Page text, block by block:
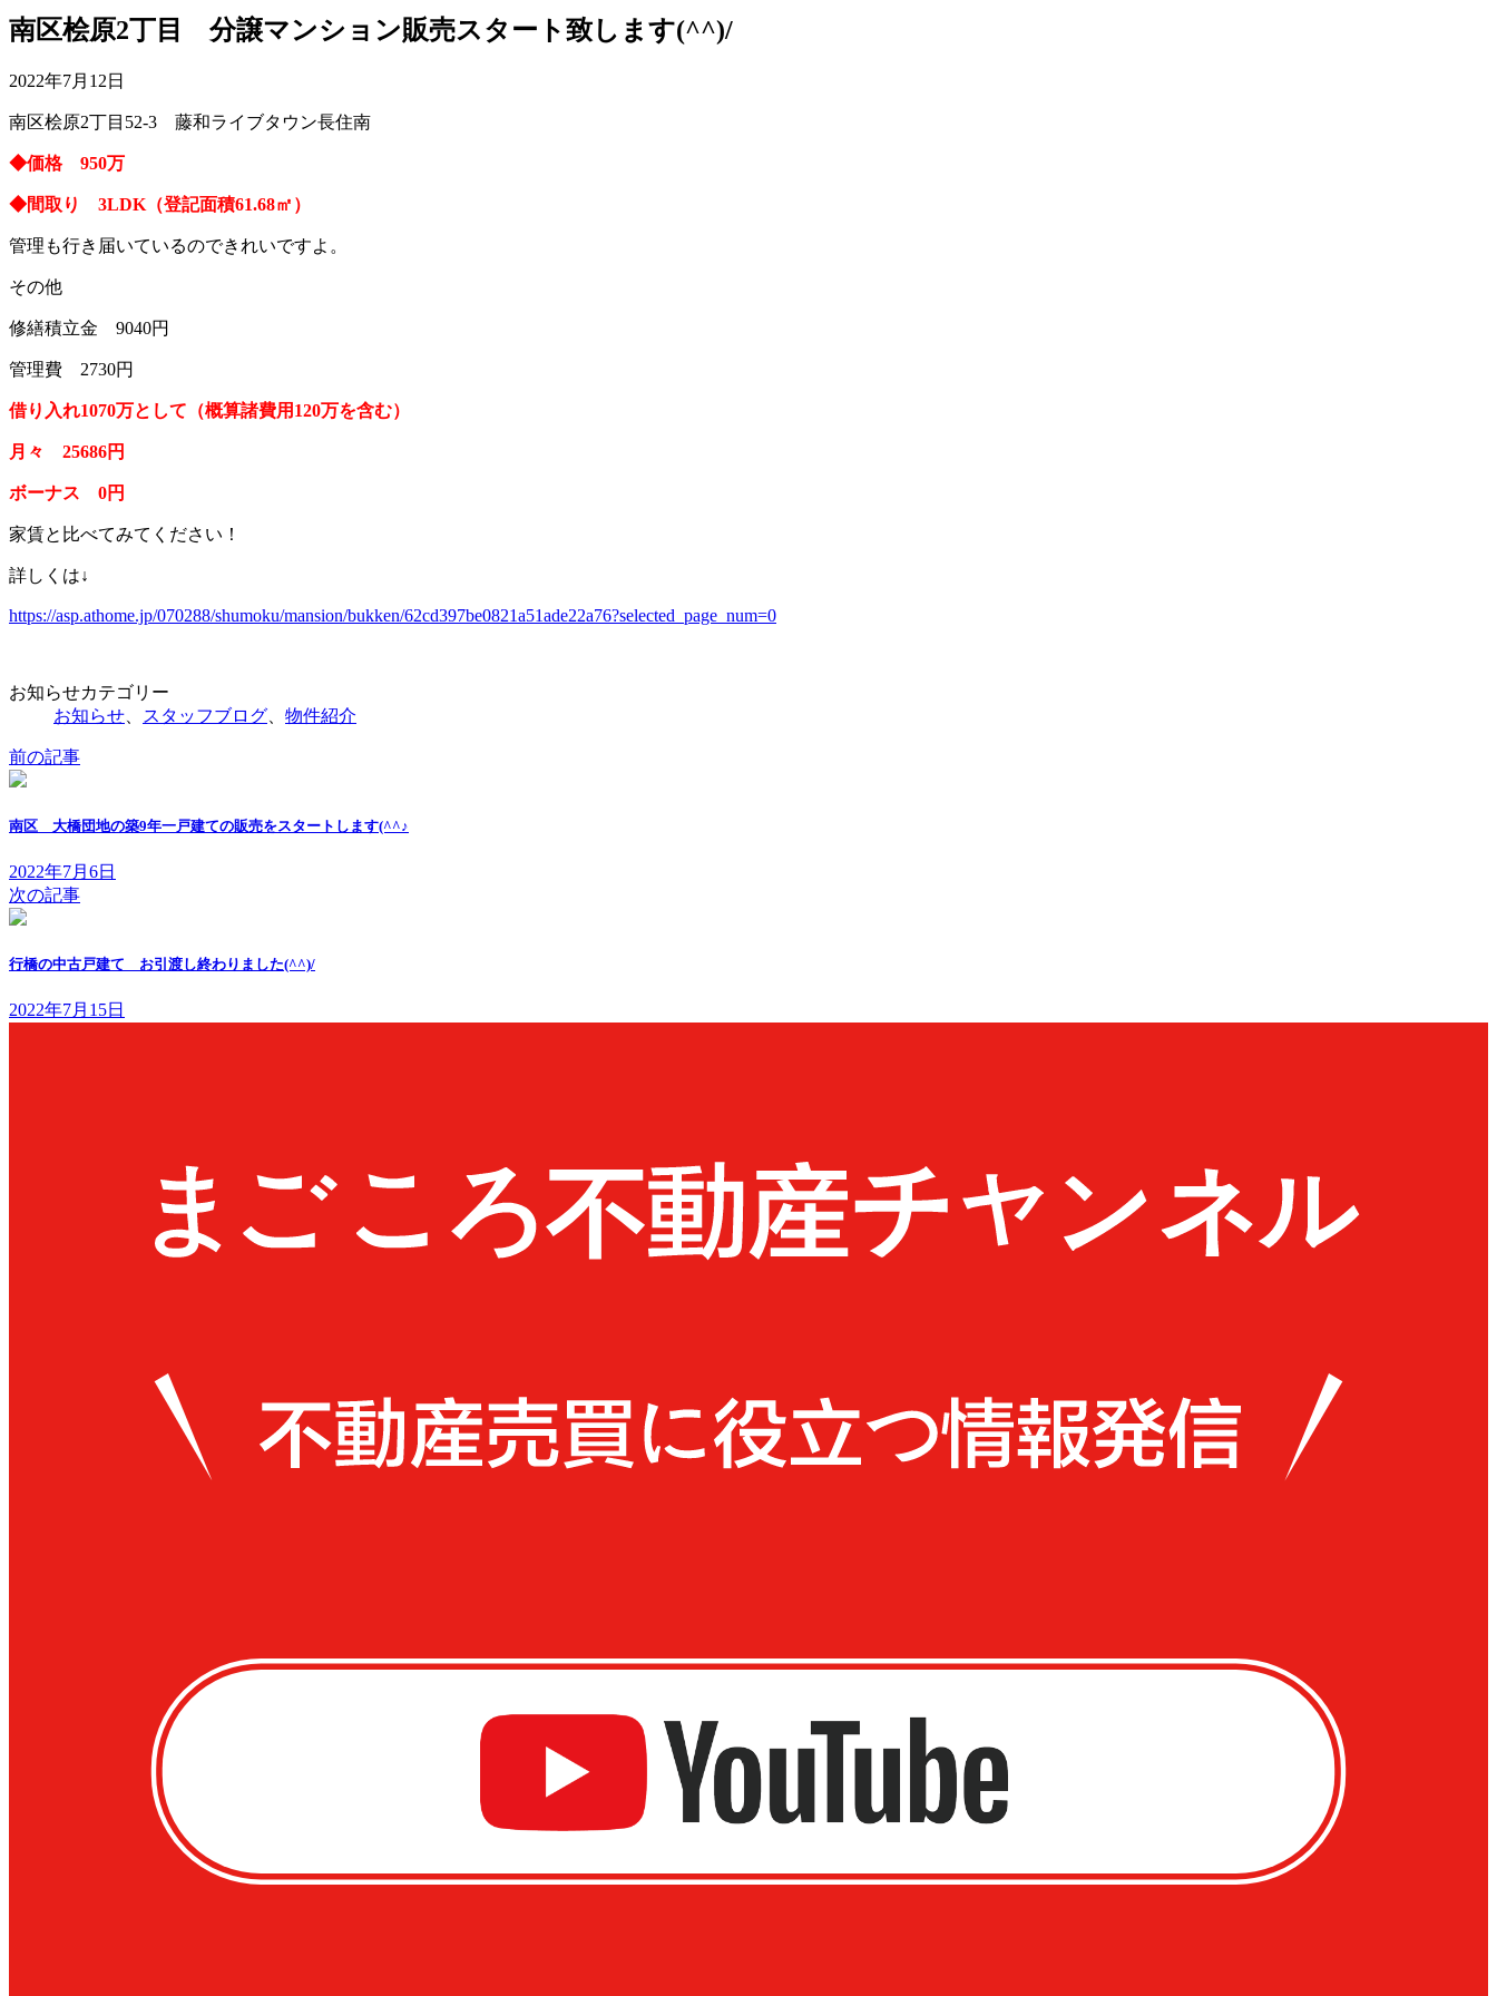
南区桧原2丁目 分譲マンション販売スタート致します(^^)/
2022年7月12日
南区桧原2丁目52-3 藤和ライブタウン長住南
◆価格 950万
◆間取り 3LDK（登記面積61.68㎡）
管理も行き届いているのできれいですよ。
その他
修繕積立金 9040円
管理費 2730円
借り入れ1070万として（概算諸費用120万を含む）
月々 25686円
ボーナス 0円
家賃と比べてみてください！
詳しくは↓
https://asp.athome.jp/070288/shumoku/mansion/bukken/62cd397be0821a51ade22a76?selected_page_num=0
お知らせカテゴリー
お知らせ
スタッフブログ 物件紹介
前の記事
南区 大橋団地の築9年一戸建ての販売をスタートします(^^♪
2022年7月6日
次の記事
行橋の中古戸建て お引渡し終わりました(^^)/
2022年7月15日